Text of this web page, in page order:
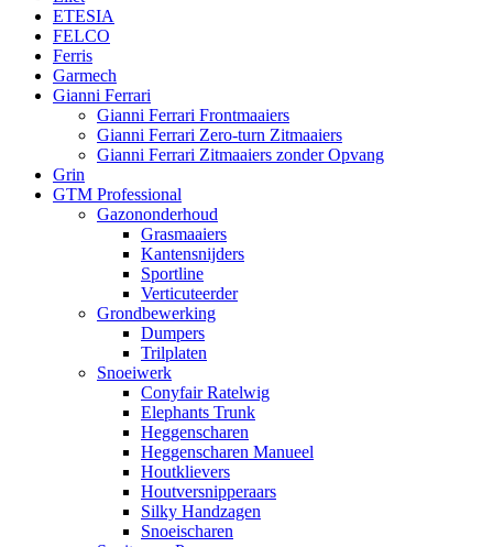
ETESIA
FELCO
Ferris
Garmech
Gianni Ferrari
Gianni Ferrari Frontmaaiers
Gianni Ferrari Zero-turn Zitmaaiers
Gianni Ferrari Zitmaaiers zonder Opvang
Grin
GTM Professional
Gazononderhoud
Grasmaaiers
Kantensnijders
Sportline
Verticuteerder
Grondbewerking
Dumpers
Trilplaten
Snoeiwerk
Conyfair Ratelwig
Elephants Trunk
Heggenscharen
Heggenscharen Manueel
Houtklievers
Houtversnipperaars
Silky Handzagen
Snoeischaren